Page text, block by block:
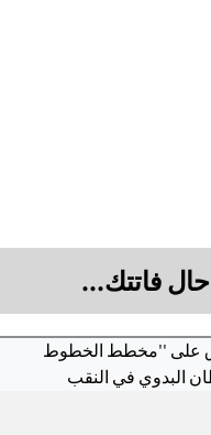
فاتتك...